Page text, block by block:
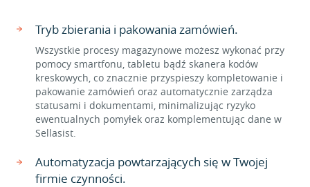
Tryb zbierania i pakowania zamówień.
Wszystkie procesy magazynowe możesz wykonać przy
pomocy smartfonu, tabletu bądź skanera kodów
kreskowych, co znacznie przyspieszy kompletowanie i
pakowanie zamówień oraz automatycznie zarządza
statusami i dokumentami, minimalizując ryzyko
ewentualnych pomyłek oraz komplementując dane w
Sellasist.
Automatyzacja powtarzających się w Twojej
firmie czynności.